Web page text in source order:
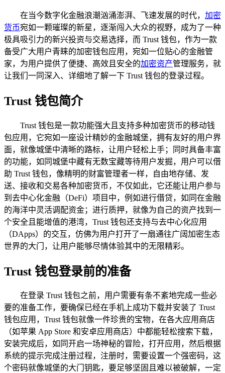
在当今数字化金融浪潮汹涌澎湃、飞速发展的时代， 加密
货币宛如一颗璀璨的新星，逐渐闯入大众的视野，成为了一种
极具吸引力的新兴投资与交易选择，而 Trust 钱包，作为一款
备受广大用户青睐的加密钱包应用，宛如一位贴心的金融管
家，为用户提供了便捷、高效且安全的加密资产管理服务，就
让我们一同深入、详细地了解一下 Trust 钱包的登录过程。
Trust 钱包简介
Trust 钱包是一款功能强大且支持多种加密货币的移动钱
包应用，它宛如一座设计精妙的金融城堡，拥有友好的用户界
面，就像城堡中清晰的路标，让用户轻松上手；同时具备丰富
的功能，如同城堡中藏有无数宝藏等待用户发掘，用户可以借
助 Trust 钱包，像精明的财富管理者一样，自由地存储、发
送、接收和交易各种加密货币，不仅如此，它还能让用户参与
到去中心化金融（DeFi）项目中，例如进行借贷，如同在金融
的海洋中灵活调配资金；进行质押，就像为自己的资产找到一
个安全且能增值的港湾，Trust 钱包还支持与去中心化应用
（DApps）的交互，仿佛为用户打开了一扇通往广阔加密生态
世界的大门，让用户能够尽情体验其中的无限精彩。
Trust 钱包登录前的准备
在登录 Trust 钱包之前，用户需要有条不紊地完成一些必
要的准备工作，要确保已经在手机上成功下载并安装了 Trust
钱包应用，Trust 钱包就像一件珍贵的宝物，在各大应用商店
（如苹果 App Store 和安卓应用商店）中都能轻松搜索下载，
安装完成后，如同开启一场神秘的冒险，打开应用，然后根据
系统的提示完成注册过程，注册时，需要设置一个强密码，这
个密码就像城堡的大门钥匙，要足够坚固且难以被破解，一定